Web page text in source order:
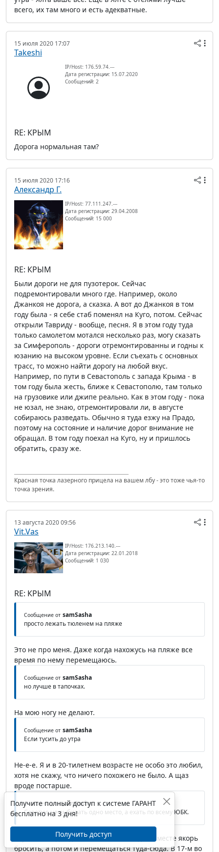
всего, их там много и есть адекватные.
15 июля 2020 17:07
Takeshi
IP/Host: 176.59.74.---
Дата регистрации: 15.07.2020
Сообщений: 2
RE: КРЫМ
Дорога нормальная там?
15 июля 2020 17:16
Александр Г.
IP/Host: 77.111.247.---
Дата регистрации: 29.04.2008
Сообщений: 15 000
RE: КРЫМ
Были дороги не для пузотерок. Сейчас
подремонтировали много где. Например, около
Джанкоя не дорога, а сказка. А вот до Джанкоя в том
году была - я себе стаб поменял на Куго, потом. Сейчас
открыли Тавриду - вообще, песня. Я в этом году туда
только самолетом мотался несколько раз, могу сказать
за Симферополь - дороги отремонтированны и годны к
юзанию на высоком уровне. Если съехать с основных
трасс, то можно найти дорогу на любой вкус.
Например, по пути в Севастополь с запада Крыма - в
том году была жесть, ближе к Севастополю, там только
на грузовике или джипе реально. Как в этом году - пока
не юзал, не знаю, отремонтировали ли, в августе
собираюсь разведать. Обычно я туда езжу на Прадо,
поэтому на состояние и наличие дорог внимание не
обращал. В том году поехал на Куго, ну и пришлось
обратить, сразу же.
Красная точка лазерного прицела на вашем лбу - это тоже чья-то
точка зрения.
13 августа 2020 09:56
Vit.Vas
IP/Host: 176.213.140.---
Дата регистрации: 22.01.2018
Сообщений: 1 030
RE: КРЫМ
Сообщение от samSasha
просто лежать тюленем на пляже
Это не про меня. Даже когда нахожусь на пляже все
время по нему перемещаюсь.
Сообщение от samSasha
но лучше в тапочках.
На мою ногу не делают.
Сообщение от samSasha
Если тусить до утра
Не-е-е. Я и в 20-тилетнем возрасте не особо это любил,
хотя не скажу, что ничего похожего не было. А щаз
вроде постарше.
Сообщение от samSasha
Советую не выбирать одно место, а ехать по всему ЮБК.
Хороший вид отдыха, но хочется в одном месте якорь
бросить, а потом и перемещаться туда-сюда. В 17-м во
Получите полный доступ к системе ГАРАНТ
бесплатно на 3 дня!
Получить доступ